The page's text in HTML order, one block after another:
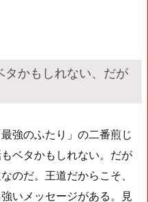
タかもしれない、だが
強のふたり」の二番煎じ
ベタかもしれない。だが
のだ。王道だからこそ、
いメッセージがある。見